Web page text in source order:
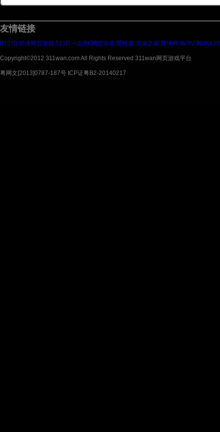
友情链接
07073 游侠网页游戏 521G 一起PK网页游戏 爱村服 页游之家 聚侠网 9V8V 9U8U
Copyright©2012 311wan.com All Rights Reserved 311wan网页游戏平台
粤网文[2013]0787-187号 ICP证粤B2-20140217